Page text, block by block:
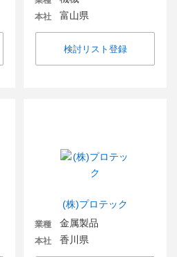
本社 富山県
検討リスト登録
(株)プロテック
業種 金属製品
本社 香川県